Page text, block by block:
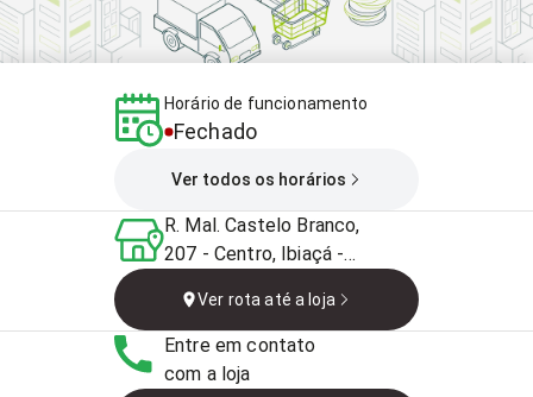
Horário de funcionamento
Fechado
Ver todos os horários
R. Mal. Castelo Branco,
207 - Centro, Ibiaçá -
Ver rota até a loja
Entre em contato
com a loja